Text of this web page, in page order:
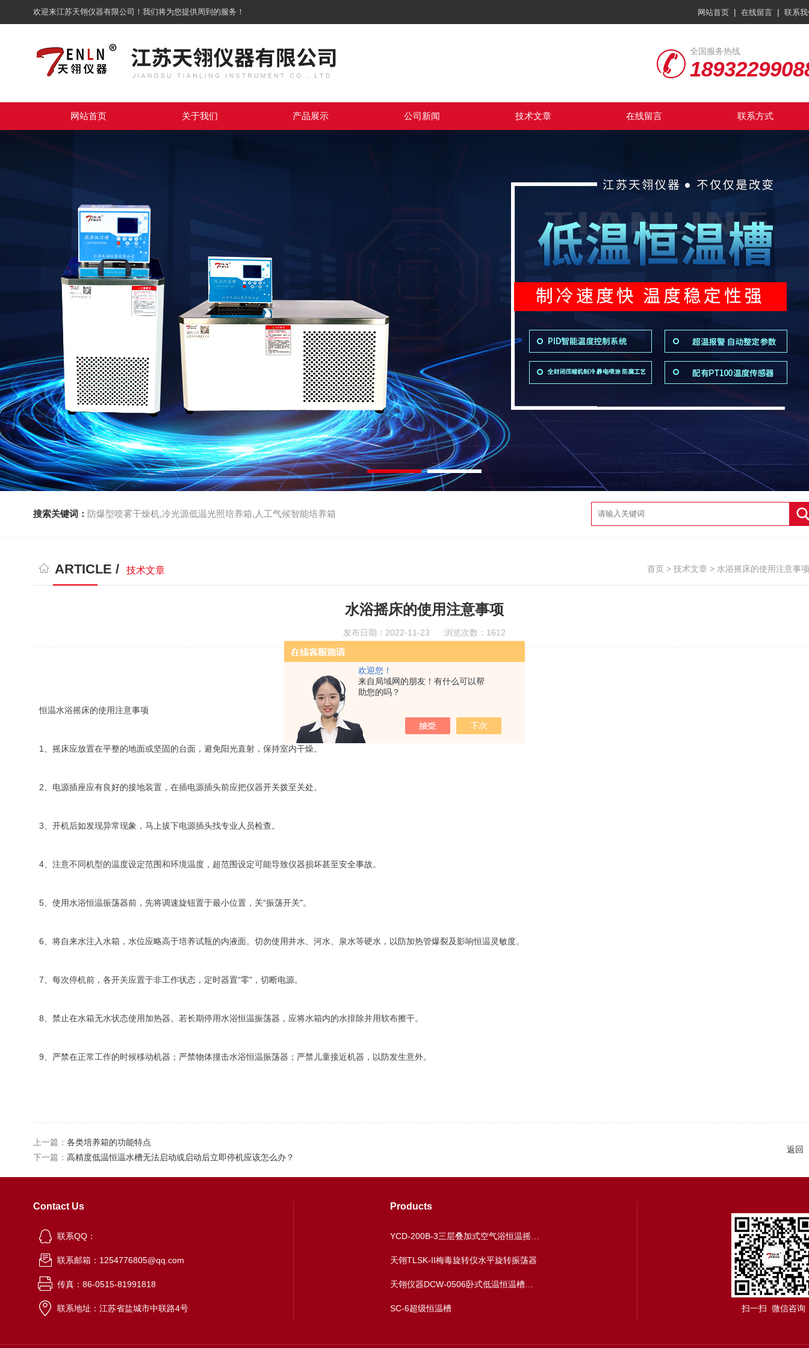
欢迎您！
来自局域网的朋友！有什么可以帮
助您的吗？
欢迎来江苏天翎仪器有限公司！我们将为您提供周到的服务！ 网站首页 | 在线留言 | 联系
全国服务热线
网站首页 关于我们 产品展示 公司新闻 技术文章 在线留言 联系方式
搜索关键词： 防爆型喷雾干燥机,冷光源低温光照培养箱,人工气候智能培养箱
ARTICLE / 技术文章 首页 > 技术文章 > 水浴摇床的使用注意事项
水浴摇床的使用注意事项
发布日期：2022-11-23 浏览次数：1612
恒温水浴摇床的使用注意事项
1、摇床应放置在平整的地面或坚固的台面，避免阳光直射，保持室内干燥。
2、电源插座应有良好的接地装置，在插电源插头前应把仪器开关拨至关处。
3、开机后如发现异常现象，马上拔下电源插头找专业人员检查。
4、注意不同机型的温度设定范围和环境温度，超范围设定可能导致仪器损坏甚至安全事故。
5、使用水浴恒温振荡器前，先将调速旋钮置于最小位置，关“振荡开关"。
6、将自来水注入水箱，水位应略高于培养试瓶的内液面。切勿使用井水、河水、泉水等硬水，以防加热管爆裂及影响恒温灵敏度。
7、每次停机前，各开关应置于非工作状态，定时器置“零"，切断电源。
8、禁止在水箱无水状态使用加热器。若长期停用水浴恒温振荡器，应将水箱内的水排除并用软布擦干。
9、严禁在正常工作的时候移动机器；严禁物体撞击水浴恒温振荡器；严禁儿童接近机器，以防发生意外。
上一篇： 各类培养箱的功能特点
下一篇： 高精度低温恒温水槽无法启动或启动后立即停机应该怎么办？
返回
Contact Us
联系QQ：
联系邮箱：1254776805@qq.com
传真：86-0515-81991818
联系地址：江苏省盐城市中联路4号
Products
天翎TLSK-II梅毒旋转仪水平旋转振荡器
SC-6超级恒温槽 扫一扫 微信咨询